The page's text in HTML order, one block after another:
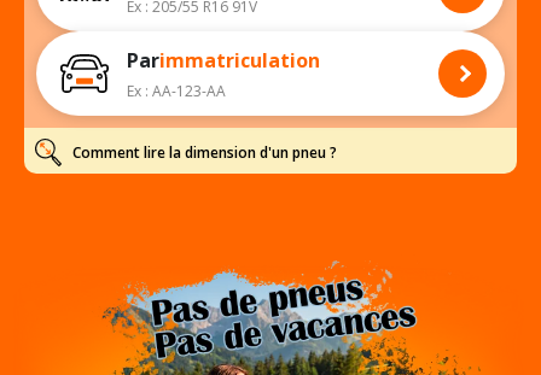
Ex : 205/55 R16 91V
Parimmatriculation
Ex : AA-123-AA
Comment lire la dimension d'un pneu ?